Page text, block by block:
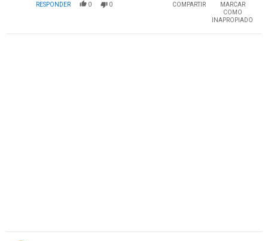
RESPONDER 0 0 COMPARTIR
MARCAR
COMO
INAPROPIADO